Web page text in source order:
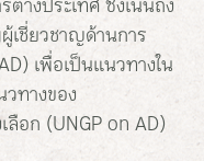
ชี่ยวชาญด้านการ
เพื่อเป็นแนวทางใน
ทางของ
อก (UNGP on AD)